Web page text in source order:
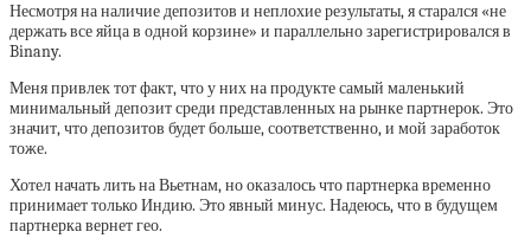
Несмотря на наличие депозитов и неплохие результаты, я старался «не
держать все яйца в одной корзине» и параллельно зарегистрировался в
Binany.
Меня привлек тот факт, что у них на продукте самый маленький
минимальный депозит среди представленных на рынке партнерок. Это
значит, что депозитов будет больше, соответственно, и мой заработок
тоже.
Хотел начать лить на Вьетнам, но оказалось что партнерка временно
принимает только Индию. Это явный минус. Надеюсь, что в будущем
партнерка вернет гео.